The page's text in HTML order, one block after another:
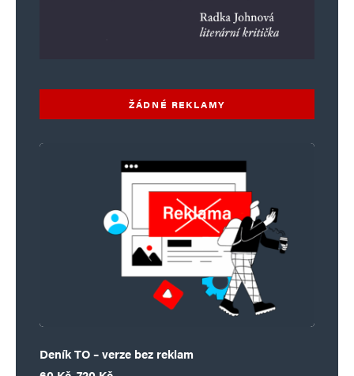
ŽÁDNÉ REKLAMY
Deník TO – verze bez reklam